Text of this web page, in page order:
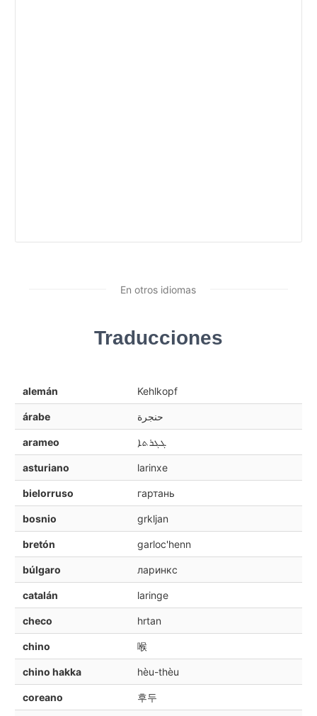
En otros idiomas
Traducciones
alemán Kehlkopf
árabe حنجرة
arameo ܓܓܪܬܐ
asturiano larinxe
bielorruso гартань
bosnio grkljan
bretón garloc'henn
búlgaro ларинкс
catalán laringe
checo hrtan
chino 喉
chino hakka hèu-thèu
coreano 후두